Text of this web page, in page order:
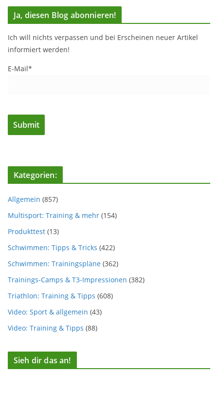
Ja, diesen Blog abonnieren!
Ich will nichts verpassen und bei Erscheinen neuer Artikel
informiert werden!
E-Mail*
Kategorien:
Allgemein (857)
Multisport: Training & mehr (154)
Produkttest (13)
Schwimmen: Tipps & Tricks (422)
Schwimmen: Trainingspläne (362)
Trainings-Camps & T3-Impressionen (382)
Triathlon: Training & Tipps (608)
Video: Sport & allgemein (43)
Video: Training & Tipps (88)
Sieh dir das an!